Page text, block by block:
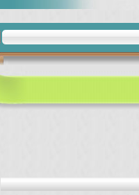
علم الإجتماع
والمجتمع
الكفايات